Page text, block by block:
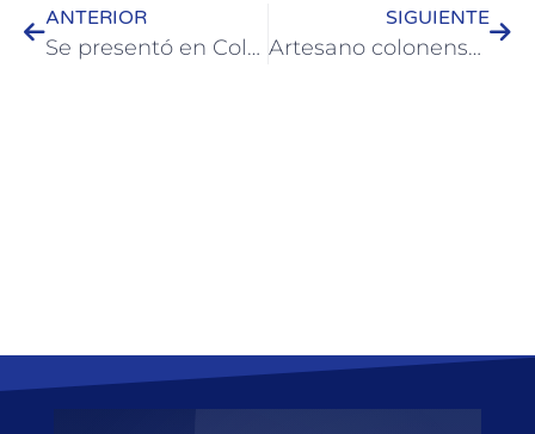
ANTERIOR
Se presentó en Colón la 57ª edición de la Semana de la Cerveza de Paysandú
SIGUIENTE
Artesano colonense obtuvo el primer puesto en el evento “Alma Yatay”